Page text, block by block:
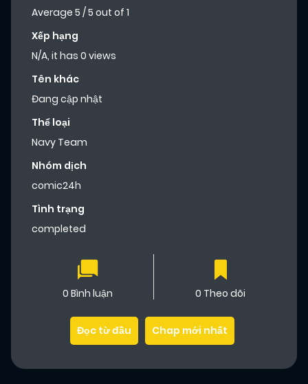
Average 5 /5 out of 1
Xếp hạng
N/A, it has 0 views
Tên khác
Đang cập nhật
Thể loại
Navy Team
Nhóm dịch
comic24h
Tình trạng
completed
0 Bình luận 0 Theo dõi
Đọc từ đầu Chap mới nhất